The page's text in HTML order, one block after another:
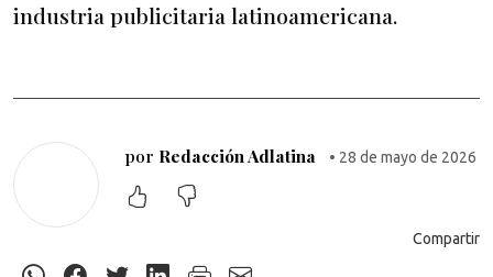
industria publicitaria latinoamericana.
por Redacción Adlatina • 28 de mayo de 2026
Compartir